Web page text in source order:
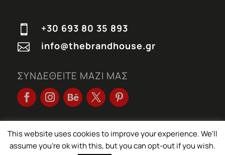
 +30 693 80 35 893
 info@thebrandhouse.gr
ΣΥΝΔΕΘΕΙΤΕ ΜΑΖΙ ΜΑΣ
© THE BRANDHOUSE 2026 | All rights reserved
TERMS & CONDITIONS| PRIVACY POLICY
This website uses cookies to improve your experience. We'll
assume you're ok with this, but you can opt-out if you wish.